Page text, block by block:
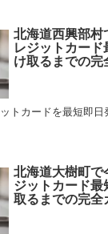
北海道西興部村
レジットカー
け取るまでの完
トカードを最短即日
北海道大樹町で
ジットカード最
取るまでの完全